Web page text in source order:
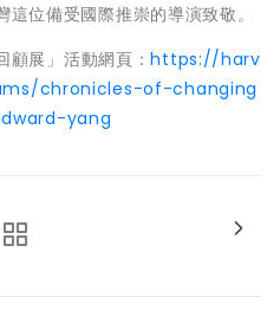
位備受國際推崇的導演致敬。
顧展」活動網頁：https://harv
chronicles-of-changing
yang